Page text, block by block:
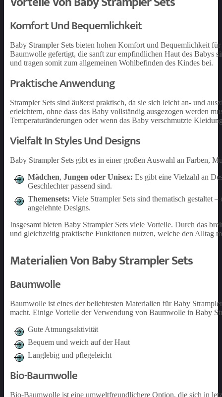
Komfort Und Bequemlichkeit
Baby Strampler Sets bieten hohen Komfort und Bequemlichkeit
Baumwolle gefertigt, die sanft zur empfindlichen Haut des Babys
und tragen somit zum allgemeinen Wohlbefinden des Kindes bei.
Praktische Anwendung
Strampler Sets sind äußerst praktisch, da sie sich leicht an- und
erleichtern, ohne dass das Baby vollständig ausgezogen werden
Temperaturänderungen oder wenn das Baby verschmutzte
Vielfalt In Styles Und Designs
Baby Strampler Sets gibt es in einer großen Auswahl an Farben,
Mädchen, Jungen oder Unisex: Es gibt eine Vielzahl an
Geschlechter passend sind.
Themensets: Viele Strampler Sets sind thematisch gestaltet
angelehnte Designs.
Insgesamt bieten Baby Strampler Sets viele Vorteile. Durch das
und gleichzeitig praktische Funktionen nutzen, welche den Alltag
Materialien Von Baby Strampler Sets
Baumwolle
Baumwolle ist eines der beliebtesten Materialien für Baby
macht. Einige Vorteile der Verwendung von Baumwolle in Baby
Gute Atmungsaktivität
Bequem und weich auf der Haut
Langlebig und pflegeleicht
Bio-Baumwolle
Bio-Baumwolle ist eine umweltfreundlichere Option, die sich in